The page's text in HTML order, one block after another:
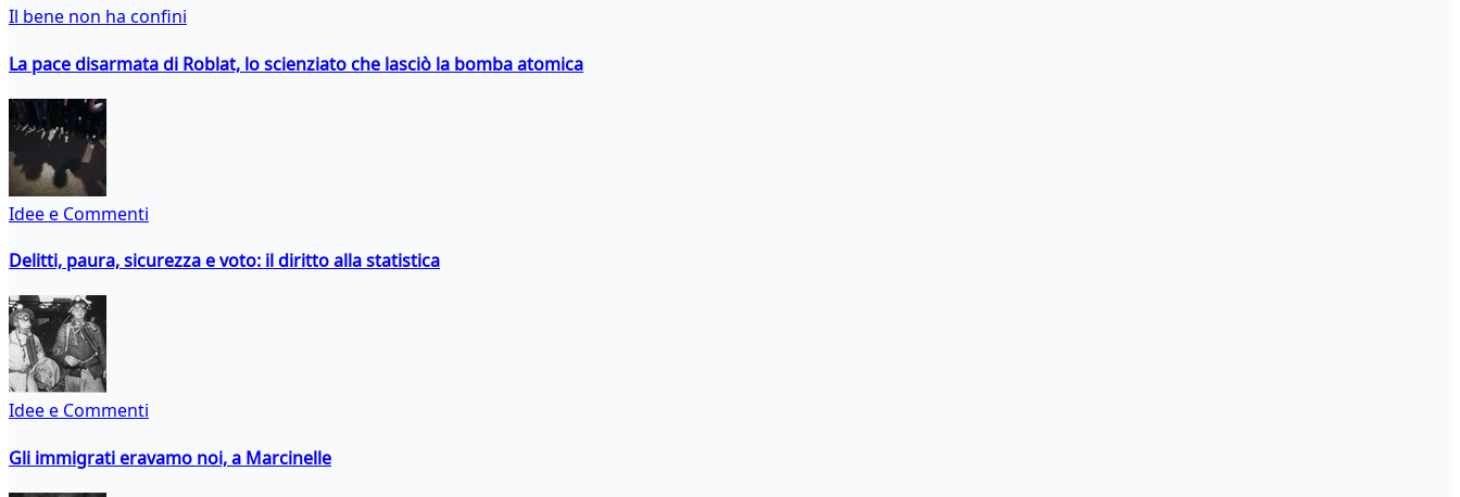
Il bene non ha confini
La pace disarmata di Roblat, lo scienziato che lasciò la bomba atomica
Idee e Commenti
Delitti, paura, sicurezza e voto: il diritto alla statistica
Idee e Commenti
Gli immigrati eravamo noi, a Marcinelle